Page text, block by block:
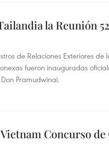
la Reunión
de Relaciones Exteriores
fueron inauguradas
Pramudwinai.
Concurso de